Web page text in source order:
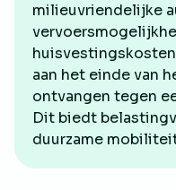
milieuvriendelijke
aan het einde van
ontvangen tegen
Dit biedt
duurzame